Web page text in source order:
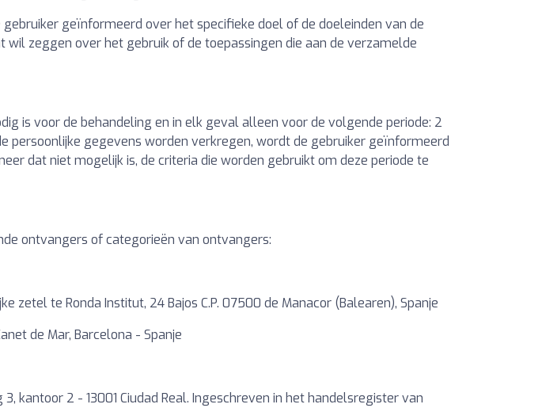
geïnformeerd over het specifieke doel of de doeleinden van de
zeggen over het gebruik of de toepassingen die aan de verzamelde
is voor de behandeling en in elk geval alleen voor de volgende periode: 2
persoonlijke gegevens worden verkregen, wordt de gebruiker geïnformeerd
dat niet mogelijk is, de criteria die worden gebruikt om deze periode te
ontvangers of categorieën van ontvangers:
zetel te Ronda Institut, 24 Bajos C.P. 07500 de Manacor (Balearen), Spanje
de Mar, Barcelona - Spanje
3, kantoor 2 - 13001 Ciudad Real. Ingeschreven in het handelsregister van